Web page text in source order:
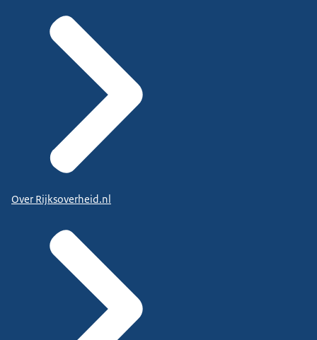
Over Rijksoverheid.nl